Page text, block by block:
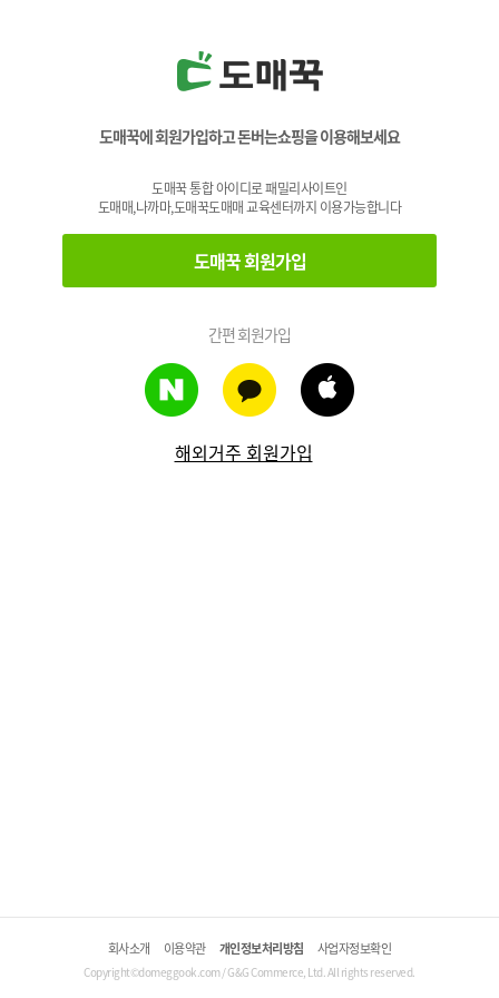
도매꾹에 회원가입하고 돈버는쇼핑을 이용해보세요
도매꾹 통합 아이디로 패밀리사이트인
도매매,나까마,도매꾹도매매 교육센터까지 이용가능합니다
도매꾹 회원가입
간편 회원가입
해외거주 회원가입
회사소개 이용약관 개인정보처리방침 사업자정보확인
Copyright©domeggook.com / G&G Commerce, Ltd. All rights reserved.